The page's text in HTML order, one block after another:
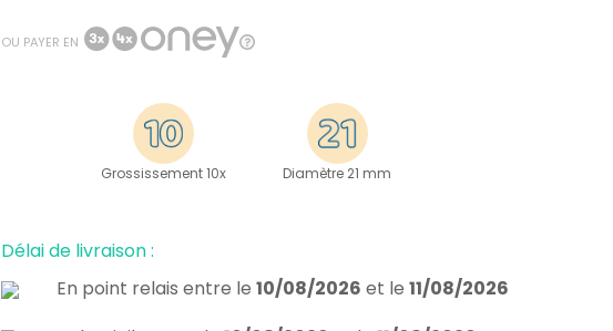
OU PAYER EN
Grossissement 10x Diamètre 21 mm
Délai de livraison :
En point relais entre le 10/08/2026 et le 11/08/2026